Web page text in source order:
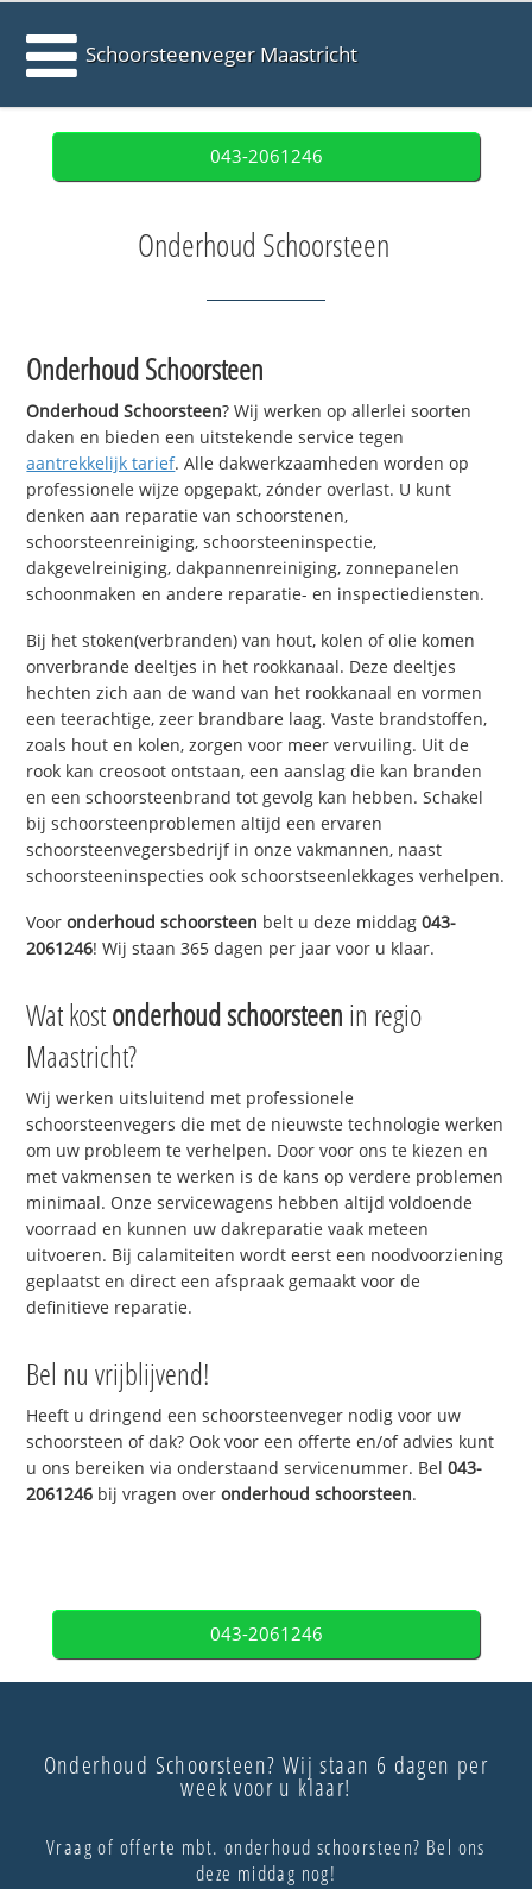
Schoorsteenveger Maastricht
043-2061246
Onderhoud Schoorsteen
Onderhoud Schoorsteen
Onderhoud Schoorsteen? Wij werken op allerlei soorten
daken en bieden een uitstekende service tegen
aantrekkelijk tarief. Alle dakwerkzaamheden worden op
professionele wijze opgepakt, zónder overlast. U kunt
denken aan reparatie van schoorstenen,
schoorsteenreiniging, schoorsteeninspectie,
dakgevelreiniging, dakpannenreiniging, zonnepanelen
schoonmaken en andere reparatie- en inspectiediensten.
Bij het stoken(verbranden) van hout, kolen of olie komen
onverbrande deeltjes in het rookkanaal. Deze deeltjes
hechten zich aan de wand van het rookkanaal en vormen
een teerachtige, zeer brandbare laag. Vaste brandstoffen,
zoals hout en kolen, zorgen voor meer vervuiling. Uit de
rook kan creosoot ontstaan, een aanslag die kan branden
en een schoorsteenbrand tot gevolg kan hebben. Schakel
bij schoorsteenproblemen altijd een ervaren
schoorsteenvegersbedrijf in onze vakmannen, naast
schoorsteeninspecties ook schoorstseenlekkages verhelpen.
Vooronderhoud schoorsteen belt u deze middag043-
2061246! Wij staan 365 dagen per jaar voor u klaar.
Wat kostonderhoud schoorsteen in regio
Maastricht?
Wij werken uitsluitend met professionele
schoorsteenvegers die met de nieuwste technologie werken
om uw probleem te verhelpen. Door voor ons te kiezen en
met vakmensen te werken is de kans op verdere problemen
minimaal. Onze servicewagens hebben altijd voldoende
voorraad en kunnen uw dakreparatie vaak meteen
uitvoeren. Bij calamiteiten wordt eerst een noodvoorziening
geplaatst en direct een afspraak gemaakt voor de
definitieve reparatie.
Bel nu vrijblijvend!
Heeft u dringend een schoorsteenveger nodig voor uw
schoorsteen of dak? Ook voor een offerte en/of advies kunt
u ons bereiken via onderstaand servicenummer. Bel043-
2061246 bij vragen overonderhoud schoorsteen.
043-2061246
Onderhoud Schoorsteen? Wij staan 6 dagen per
week voor u klaar!
Vraag of offerte mbt. onderhoud schoorsteen? Bel ons
deze middag nog!